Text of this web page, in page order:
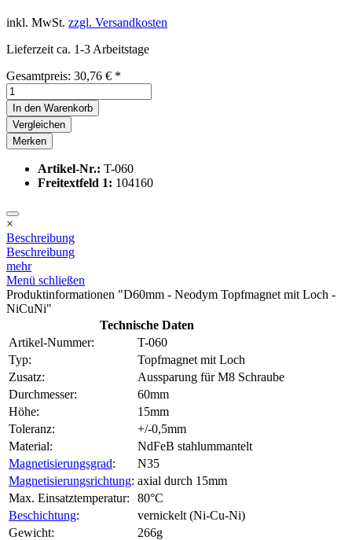
inkl. MwSt. zzgl. Versandkosten
Lieferzeit ca. 1-3 Arbeitstage
Gesamtpreis: 30,76 € *
In den Warenkorb
Vergleichen
Merken
Artikel-Nr.: T-060
Freitextfeld 1: 104160
×
Beschreibung
Beschreibung
mehr
Menü schließen
Produktinformationen "D60mm - Neodym Topfmagnet mit Loch -
NiCuNi"
Technische Daten
Artikel-Nummer:
T-060
Typ:
Topfmagnet mit Loch
Zusatz:
Aussparung für M8 Schraube
Durchmesser:
60mm
Höhe:
15mm
Toleranz:
+/-0,5mm
Material:
NdFeB stahlummantelt
Magnetisierungsgrad:
N35
Magnetisierungsrichtung: axial durch 15mm
Max. Einsatztemperatur:
80°C
Beschichtung:
vernickelt (Ni-Cu-Ni)
Gewicht:
266g